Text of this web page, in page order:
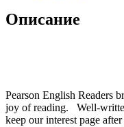
Описание
Pearson English Readers
joy of reading. Well-
keep our interest page